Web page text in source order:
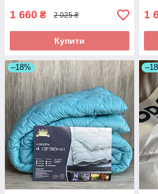
1 660 ₴ 2 025 ₴
Купити
1
–18%